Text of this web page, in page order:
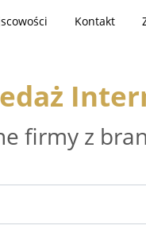
Kontakt
firmy z